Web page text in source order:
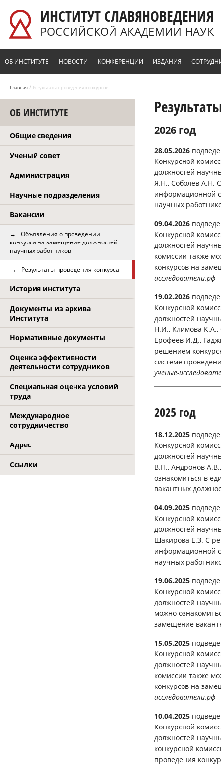
ИНСТИТУТ СЛАВЯНОВЕДЕНИЯ
РОССИЙСКОЙ АКАДЕМИИ НАУК
ОБ ИНСТИТУТЕ НОВОСТИ КОНФЕРЕНЦИИ ИЗДАНИЯ
Главная / Результаты проведения конкурсов
ОБ ИНСТИТУТЕ
Общие сведения
Ученый совет
Администрация
Научные подразделения
Вакансии
Объявления о проведении
конкурса на замещение должностей
научных работников
Результаты проведения конкурса
История института
Документы из архива
Института
Нормативные документы
Оценка эффективности
деятельности сотрудников
Специальная оценка условий
труда
Международное
сотрудничество
Адрес
Ссылки
2026 год
28.05.2026
Конкурсной
должностей
Я.Н., Соболев А.Н.
информационной
научных
09.04.2026
Конкурсной
должностей
комиссии также
конкурсов на
исследователи.рф
19.02.2026
Конкурсной
должностей
Н.И., Климова К.А.,
Ерофеев И.Д.,
решением
системе
ученые-
2025 год
18.12.2025
Конкурсной
должностей
В.П., Андронов
ознакомиться в
вакантных
04.09.2025
Конкурсной
должностей
Шакирова Е.З. С
информационной
научных
19.06.2025
Конкурсной
должностей
можно
замещение
15.05.2025
Конкурсной
должностей
комиссии также
конкурсов на
исследователи.рф
10.04.2025
Конкурсной
должностей
конкурсной
проведения